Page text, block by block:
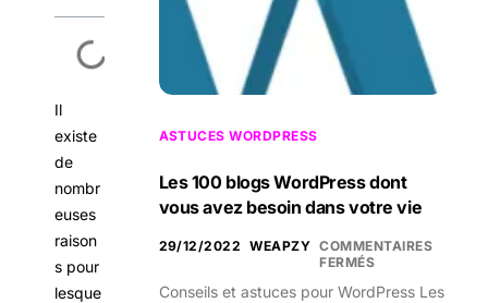
Il
existe
de
nombr
euses
raison
s pour
lesque
ASTUCES WORDPRESS
Les 100 blogs WordPress dont
vous avez besoin dans votre vie
29/12/2022 WEAPZY COMMENTAIRES
FERMÉS
Conseils et astuces pour WordPress Les